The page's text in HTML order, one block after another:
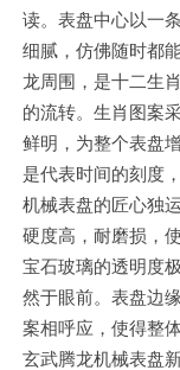
读。表盘中心以一
细腻，仿佛随时都
龙周围，是十二生
的流转。生肖图案
鲜明，为整个表盘
是代表时间的刻度
机械表盘的匠心独
硬度高，耐磨损，
宝石玻璃的透明度
然于眼前。表盘边
案相呼应，使得整
玄武腾龙机械表盘